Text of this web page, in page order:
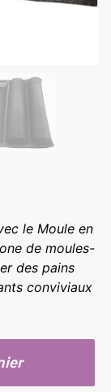
le Moule en
de moules-
des pains
conviviaux